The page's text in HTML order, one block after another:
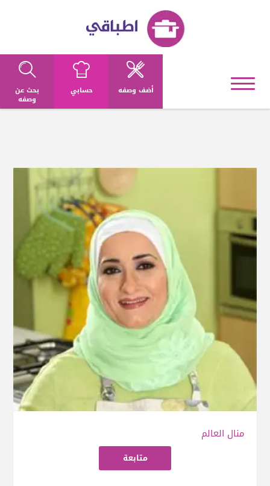
بحث عن
وصفه
حسابي أضف وصفه
منال العالم
متابعة